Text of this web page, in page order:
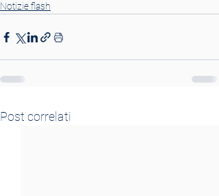
Notizie flash
Post correlati